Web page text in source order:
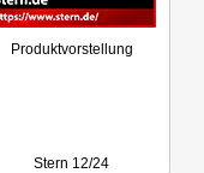
Produktvorstellung
Stern 12/24